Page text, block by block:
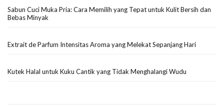
Sabun Cuci Muka Pria: Cara Memilih yang Tepat untuk Kulit Bersih dan
Bebas Minyak
Extrait de Parfum Intensitas Aroma yang Melekat Sepanjang Hari
Kutek Halal untuk Kuku Cantik yang Tidak Menghalangi Wudu